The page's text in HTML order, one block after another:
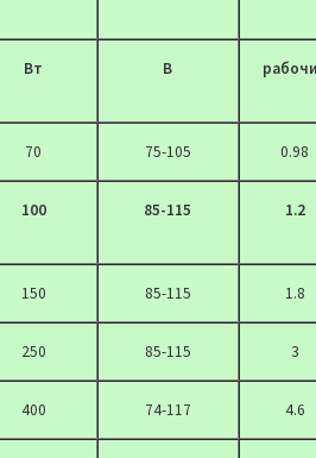
Вт В
70 75-105 0.98
100 85-115 1.2
150 85-115 1.8
250 85-115 3
400 74-117 4.6